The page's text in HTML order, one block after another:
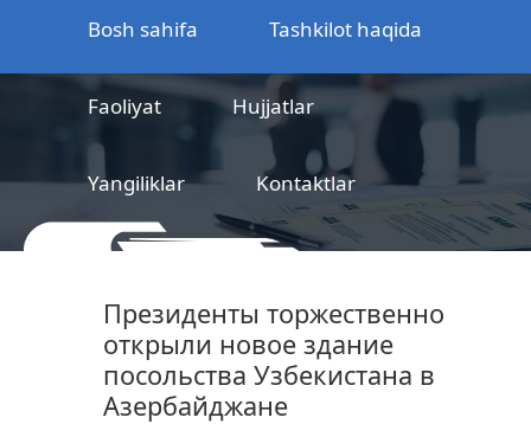
Bosh sahifa Tashkilot haqida
Faoliyat Hujjatlar
Yangiliklar Kontaktlar
sertifikatlashtirish markazi
Президенты торжественно
открыли новое здание
посольства Узбекистана в
Азербайджане